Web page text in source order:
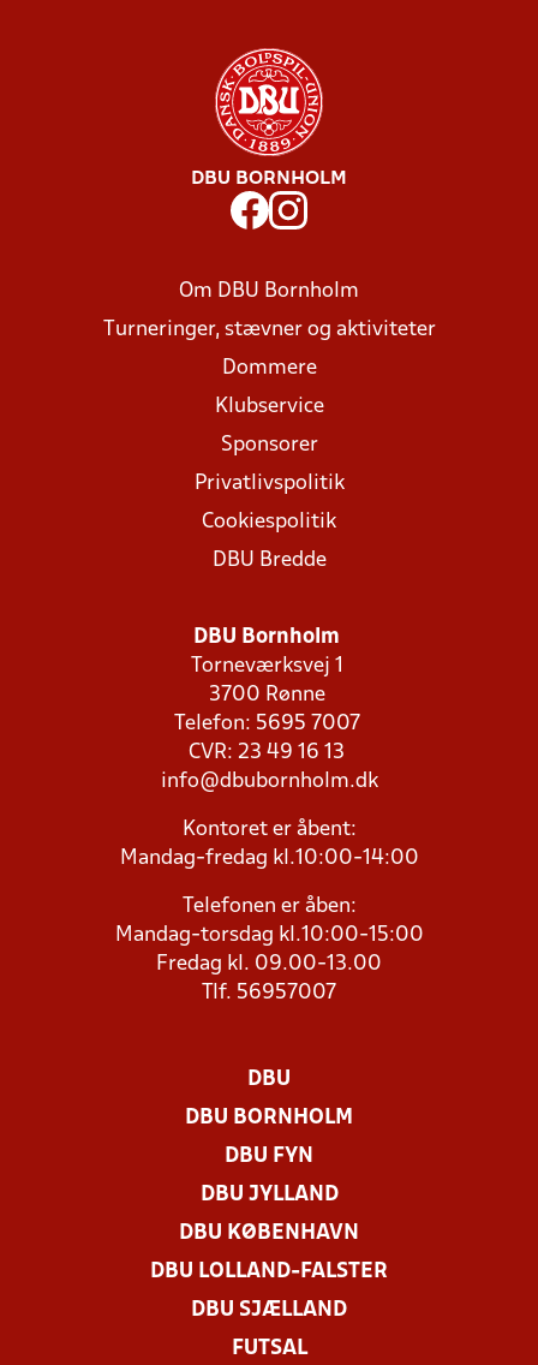
DBU BORNHOLM
Om DBU Bornholm
Turneringer, stævner og aktiviteter
Dommere
Klubservice
Sponsorer
Privatlivspolitik
Cookiespolitik
DBU Bredde
DBU Bornholm
Torneværksvej 1
3700 Rønne
Telefon: 5695 7007
CVR: 23 49 16 13
info@dbubornholm.dk
Kontoret er åbent:
Mandag-fredag kl.10:00-14:00
Telefonen er åben:
Mandag-torsdag kl.10:00-15:00
Fredag kl. 09.00-13.00
Tlf. 56957007
DBU
DBU BORNHOLM
DBU FYN
DBU JYLLAND
DBU KØBENHAVN
DBU LOLLAND-FALSTER
DBU SJÆLLAND
FUTSAL